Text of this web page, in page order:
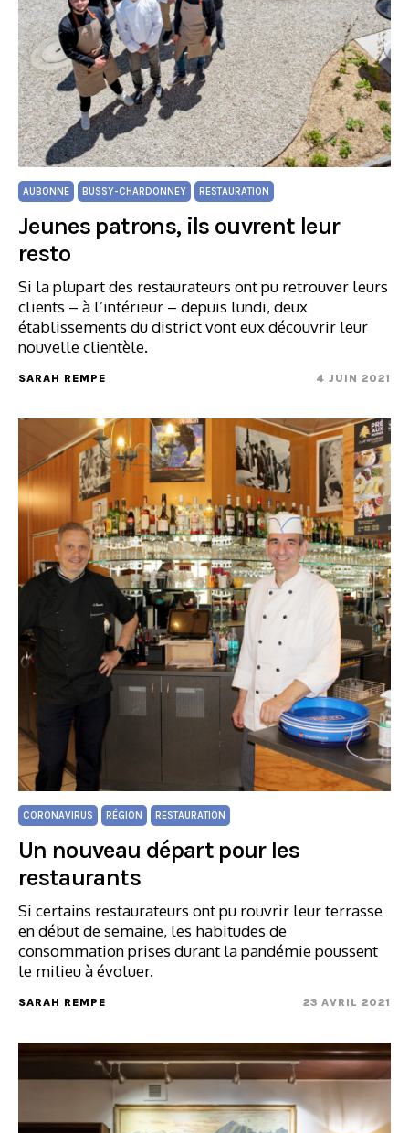
AUBONNE BUSSY-CHARDONNEY RESTAURATION
Jeunes patrons, ils ouvrent leur
resto
Si la plupart des restaurateurs ont pu retrouver leurs
clients – à l’intérieur – depuis lundi, deux
établissements du district vont eux découvrir leur
nouvelle clientèle.
SARAH REMPE 4 JUIN 2021
CORONAVIRUS RÉGION RESTAURATION
Un nouveau départ pour les
restaurants
Si certains restaurateurs ont pu rouvrir leur terrasse
en début de semaine, les habitudes de
consommation prises durant la pandémie poussent
le milieu à évoluer.
SARAH REMPE 23 AVRIL 2021